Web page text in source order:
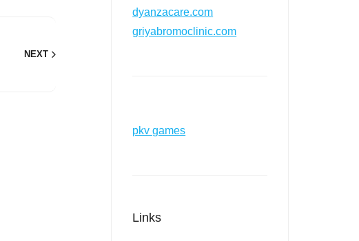
NEXT
dyanzacare.com
griyabromoclinic.com
pkv games
Links